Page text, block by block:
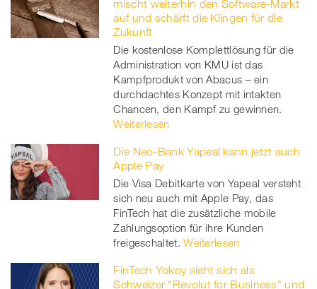
mischt weiterhin den Software-Markt
auf und schärft die Klingen für die
Zukunft
Die kostenlose Komplettlösung für die
Administration von KMU ist das
Kampfprodukt von Abacus – ein
durchdachtes Konzept mit intakten
Chancen, den Kampf zu gewinnen.
Weiterlesen
Die Neo-Bank Yapeal kann jetzt auch
Apple Pay
Die Visa Debitkarte von Yapeal versteht
sich neu auch mit Apple Pay, das
FinTech hat die zusätzliche mobile
Zahlungsoption für ihre Kunden
freigeschaltet. Weiterlesen
FinTech Yokoy sieht sich als
Schweizer "Revolut for Business" und